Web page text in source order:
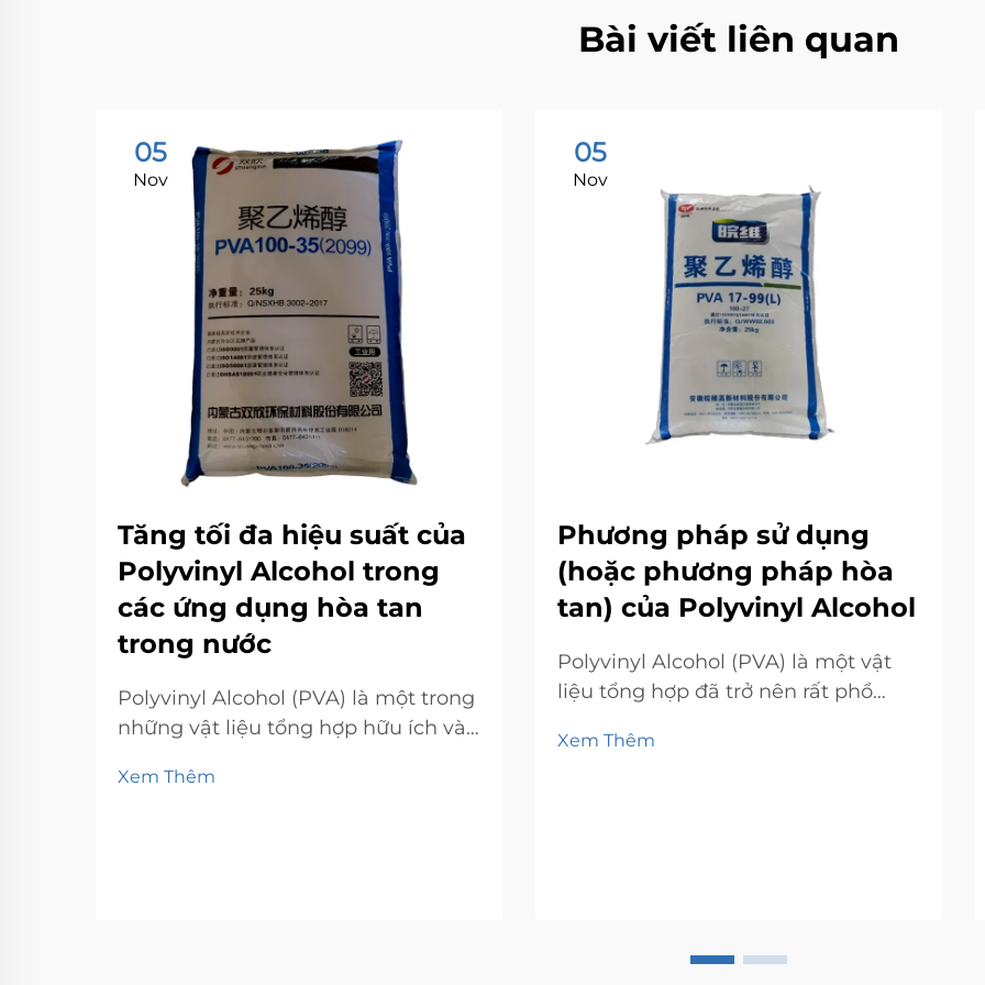
Bài viết liên quan
05
Nov
Tăng tối đa hiệu suất của
Polyvinyl Alcohol trong
các ứng dụng hòa tan
trong nước
Polyvinyl Alcohol (PVA) là một trong
những vật liệu tổng hợp hữu ích và
trong nhiều công thức và ứng dụng
Xem Thêm
05
Nov
Phương pháp sử dụng
(hoặc phương pháp hòa
tan) của Polyvinyl Alcohol
Polyvinyl Alcohol (PVA) là một vật
liệu tổng hợp đã trở nên rất phổ
nghiệp trên toàn thế giới. Bài viết
Xem Thêm